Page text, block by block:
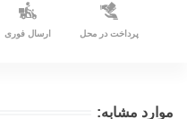
پرداخت در محل ارسال فوری
موارد مشابه: